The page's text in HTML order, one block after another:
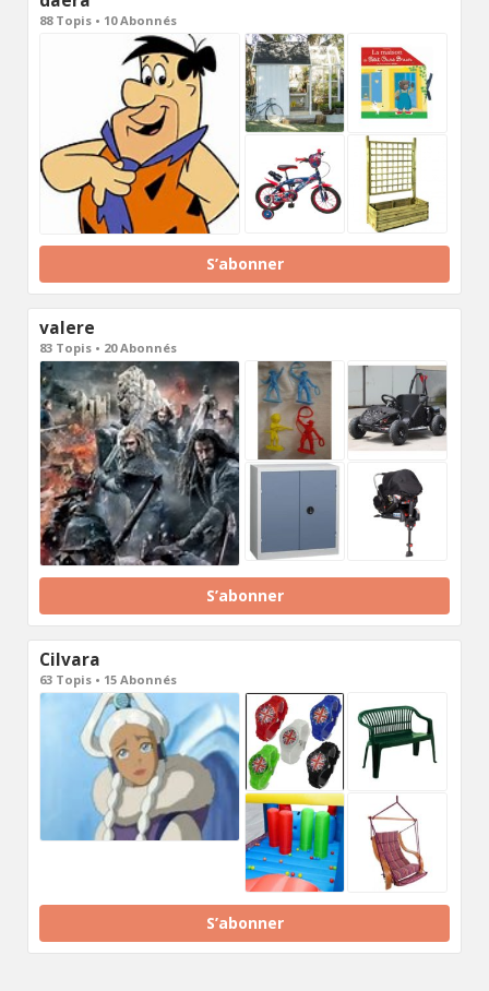
88 Topis • 10 Abonnés
S’abonner
valere
83 Topis • 20 Abonnés
S’abonner
Cilvara
63 Topis • 15 Abonnés
S’abonner